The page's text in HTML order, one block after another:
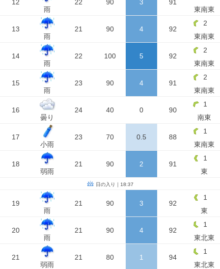
12
雨
22 90 3
91
東南東
13
雨
21 90 4 92
2
東南東
14
雨
22 100 5 92
2
東南東
15
雨
23 90 4 91
2
東南東
16
曇り
24 40 0 90
1
南東
17
小雨
23 70 0.5 88
1
東南東
18
弱雨
21 90 2 91
1
東
日の入り｜18:37
19
雨
21 90 3 92
1
東
20
雨
21 90 4 92
1
東北東
21
弱雨
21 80 1 94
1
東北東